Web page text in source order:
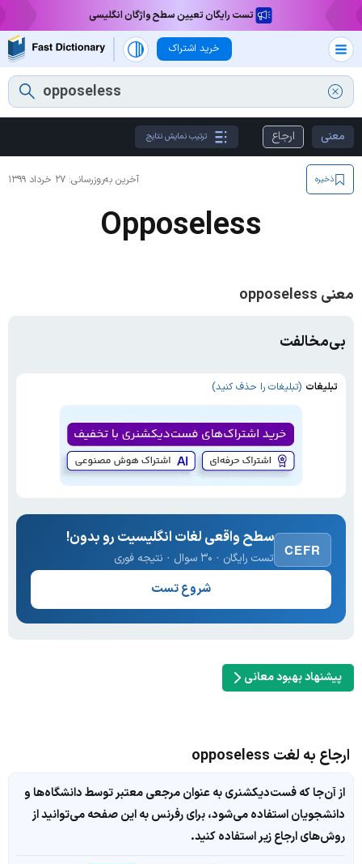
تست رایگان تعیین سطح واژگان انگلیسی
خرید اشتراک
معنی ارجاع ترتیب نمایش نتایج
آخرین به‌روزرسانی: ۲۷ خرداد ۱۳۹۹ ذخیره
Opposeless
معنی opposeless
بی‌مخالفت
تبلیغات (تبلیغات را حذف کنید)
CEFR
سطح واقعی لغات انگلیسیت رو بدون!
تست رایگان · ۳۰ سوال · نتیجه فوری
شروع تست
پیشنهاد بهبود معانی
ارجاع به لغت opposeless
از آن‌جا که فست‌دیکشنری به عنوان مرجعی معتبر توسط دانشگاه‌ها و
دانشجویان استفاده می‌شود، برای رفرنس به این صفحه می‌توانید از
روش‌های ارجاع زیر استفاده کنید.